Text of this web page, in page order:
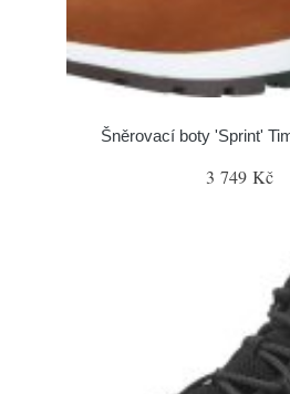
Šněrovací boty 'Sprint'
3 749 Kč